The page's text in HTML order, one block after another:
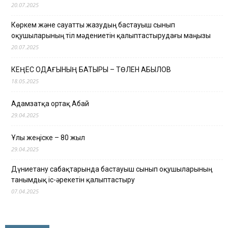
20.07.2025
Көркем және сауатты жазудың бастауыш сынып
оқушыларының тіл мәдениетін қалыптастырудағы маңызы
20.07.2025
КЕҢЕС ОДАҒЫНЫҢ БАТЫРЫ – ТӨЛЕН ҚАБЫЛОВ
18.05.2025
Адамзатқа ортақ Абай
29.04.2025
Ұлы жеңіске – 80 жыл
29.04.2025
Дүниетану сабақтарында бастауыш сынып оқушыларының
танымдық іс-әрекетін қалыптастыру
07.04.2025